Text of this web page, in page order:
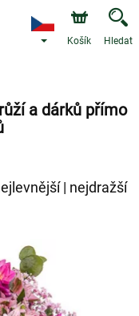
Košík Hledat
a dárků přímo
| nejdražší